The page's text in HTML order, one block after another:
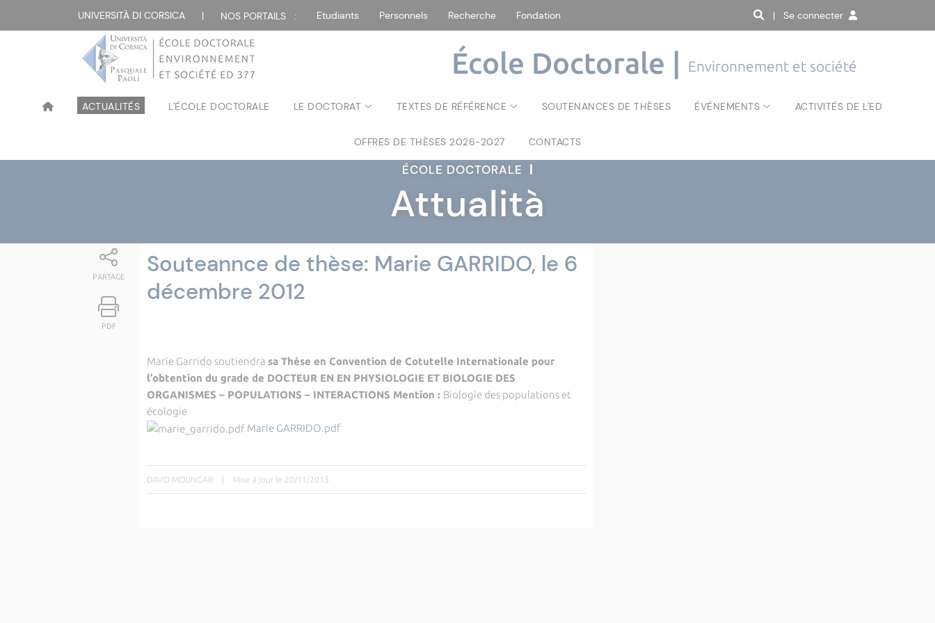
UNIVERSITÀ DI CORSICA | NOS PORTAILS : Etudiants Personnels Recherche Fondation | Se connecter
École Doctorale | Environnement et société
ACTUALITÉS L'ÉCOLE DOCTORALE LE DOCTORAT TEXTES DE RÉFÉRENCE SOUTENANCES DE THÈSES ÉVÉNEMENTS ACTIVITÉS DE L'ED
OFFRES DE THÈSES 2026-2027 CONTACTS
ÉCOLE DOCTORALE |
Attualità
PARTAGE
PDF
Souteannce de thèse: Marie GARRIDO, le 6
décembre 2012
Marie Garrido soutiendra sa Thèse en Convention de Cotutelle Internationale pour
l’obtention du grade de DOCTEUR EN EN PHYSIOLOGIE ET BIOLOGIE DES
ORGANISMES – POPULATIONS – INTERACTIONS Mention : Biologie des populations et
écologie
Marie GARRIDO.pdf
DAVID MOUNGAR | Mise à jour le 20/11/2013